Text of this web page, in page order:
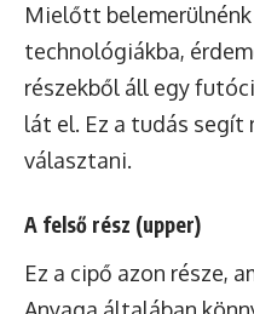
Mielőtt
technológiákba,
részekből áll egy
lát el. Ez a tudás
választani.
A felső rész (upper)
Ez a cipő azon része,